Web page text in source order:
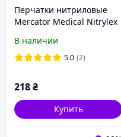
Перчатки нитриловые
Mercator Medical Nitrylex
Синий, M
В наличии
5.0 (2)
218₴
Купить